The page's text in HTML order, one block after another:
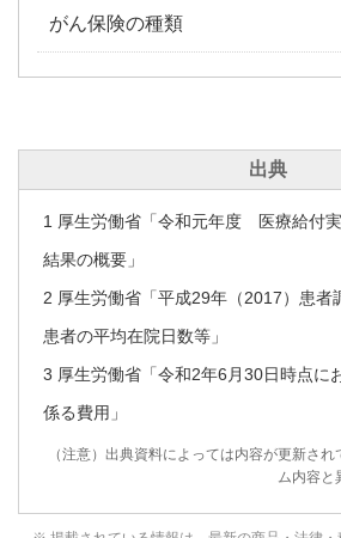
がん保険の種類
出典
1 厚生労働省「令和元年度 医療給付
結果の概要」
2 厚生労働省「平成29年（2017）患
患者の平均在院日数等」
3 厚生労働省「令和2年6月30日時点に
係る費用」
（注意）出典資料によっては内容が更新さ
ム内容と